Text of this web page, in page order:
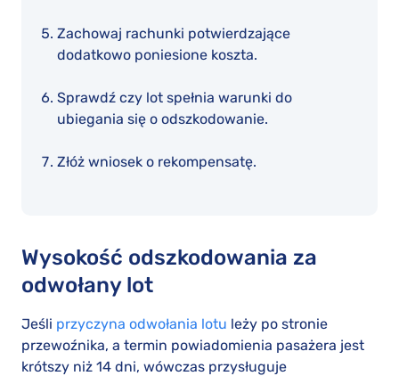
Zachowaj rachunki potwierdzające
dodatkowo poniesione koszta.
Sprawdź czy lot spełnia warunki do
ubiegania się o odszkodowanie.
Złóż wniosek o rekompensatę.
Wysokość odszkodowania za
odwołany lot
Jeśli przyczyna odwołania lotu leży po stronie
przewoźnika, a termin powiadomienia pasażera jest
krótszy niż 14 dni, wówczas przysługuje